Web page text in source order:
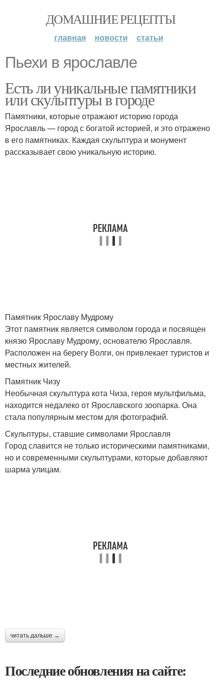
ДОМАШНИЕ РЕЦЕПТЫ
главная новости статьи
Пьехи в ярославле
Есть ли уникальные памятники
или скульптуры в городе
Памятники, которые отражают историю города
Ярославль — город с богатой историей, и это отражено
в его памятниках. Каждая скульптура и монумент
рассказывает свою уникальную историю.
Памятник Ярославу Мудрому
Этот памятник является символом города и посвящен
князю Ярославу Мудрому, основателю Ярославля.
Расположен на берегу Волги, он привлекает туристов и
местных жителей.
Памятник Чизу
Необычная скульптура кота Чиза, героя мультфильма,
находится недалеко от Ярославского зоопарка. Она
стала популярным местом для фотографий.
Скульптуры, ставшие символами Ярославля
Город славится не только историческими памятниками,
но и современными скульптурами, которые добавляют
шарма улицам.
читать дальше →
Последние обновления на сайте: